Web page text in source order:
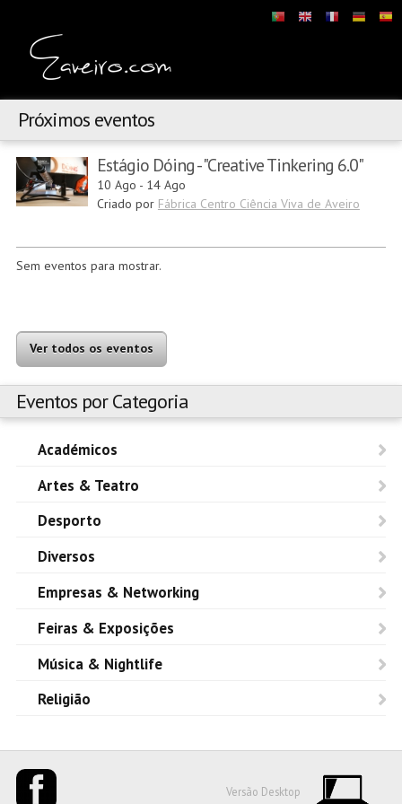
Próximos eventos
Estágio Dóing - "Creative Tinkering 6.0"
10 Ago - 14 Ago
Criado por Fábrica Centro Ciência Viva de Aveiro
Sem eventos para mostrar.
Ver todos os eventos
Eventos por Categoria
Académicos
Artes & Teatro
Desporto
Diversos
Empresas & Networking
Feiras & Exposições
Música & Nightlife
Religião
Versão Desktop